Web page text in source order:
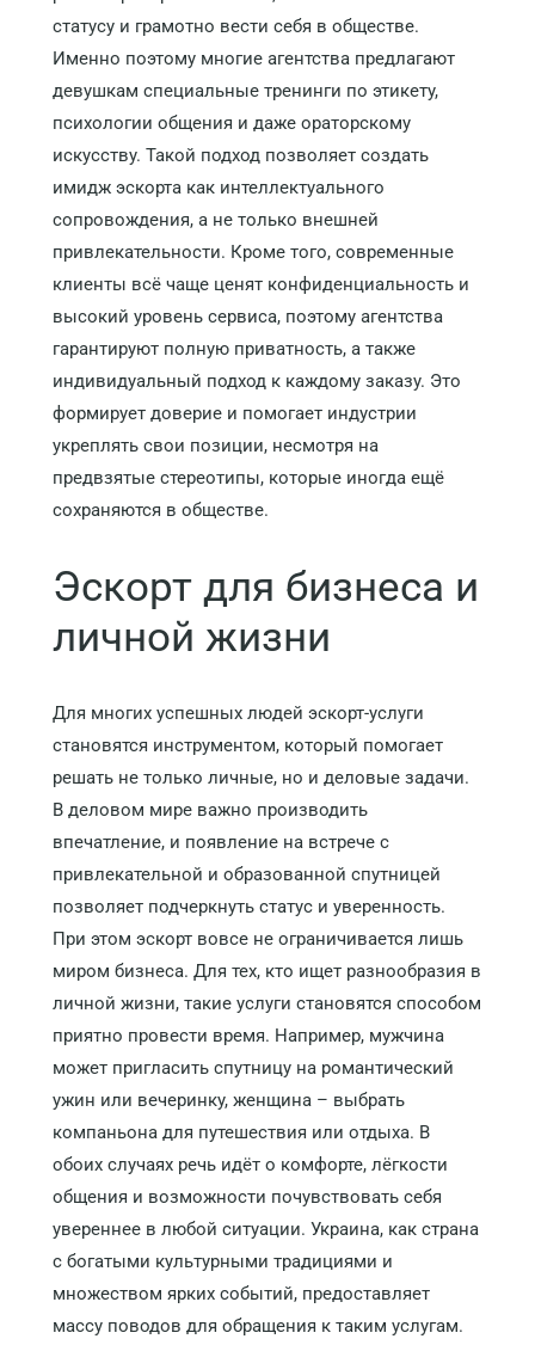
статусу и грамотно вести себя в обществе.
Именно поэтому многие агентства предлагают
девушкам специальные тренинги по этикету,
психологии общения и даже ораторскому
искусству. Такой подход позволяет создать
имидж эскорта как интеллектуального
сопровождения, а не только внешней
привлекательности. Кроме того, современные
клиенты всё чаще ценят конфиденциальность и
высокий уровень сервиса, поэтому агентства
гарантируют полную приватность, а также
индивидуальный подход к каждому заказу. Это
формирует доверие и помогает индустрии
укреплять свои позиции, несмотря на
предвзятые стереотипы, которые иногда ещё
сохраняются в обществе.
Эскорт для бизнеса и
личной жизни
Для многих успешных людей эскорт-услуги
становятся инструментом, который помогает
решать не только личные, но и деловые задачи.
В деловом мире важно производить
впечатление, и появление на встрече с
привлекательной и образованной спутницей
позволяет подчеркнуть статус и уверенность.
При этом эскорт вовсе не ограничивается лишь
миром бизнеса. Для тех, кто ищет разнообразия в
личной жизни, такие услуги становятся способом
приятно провести время. Например, мужчина
может пригласить спутницу на романтический
ужин или вечеринку, женщина – выбрать
компаньона для путешествия или отдыха. В
обоих случаях речь идёт о комфорте, лёгкости
общения и возможности почувствовать себя
увереннее в любой ситуации. Украина, как страна
с богатыми культурными традициями и
множеством ярких событий, предоставляет
массу поводов для обращения к таким услугам.